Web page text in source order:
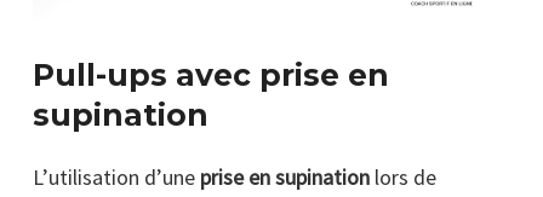
Pull-ups avec prise en
supination
L’utilisation d’une prise en supination lors de